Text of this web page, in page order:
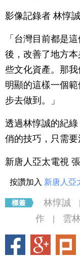
影像記錄者 林惇誠
「台灣目前都是
後，改善了地方
些文化資產。那
明顯的這樣一個
步去做到。」
透過林惇誠的紀
俏的技巧，只需要
新唐人亞太電視
按讚加入 新唐人亞
林惇誠
作
雲林